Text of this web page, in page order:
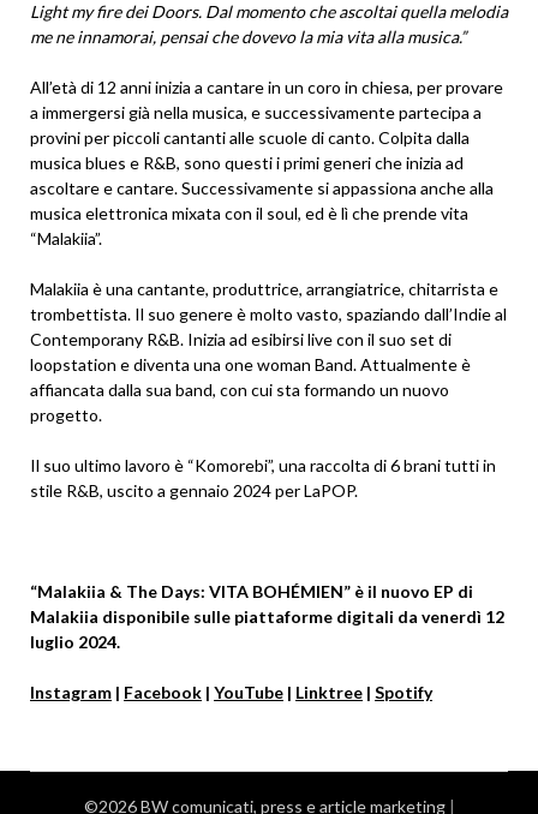
Light my fire dei Doors. Dal momento che ascoltai quella melodia
me ne innamorai, pensai che dovevo la mia vita alla musica.”
All’età di 12 anni inizia a cantare in un coro in chiesa, per provare
a immergersi già nella musica, e successivamente partecipa a
provini per piccoli cantanti alle scuole di canto. Colpita dalla
musica blues e R&B, sono questi i primi generi che inizia ad
ascoltare e cantare. Successivamente si appassiona anche alla
musica elettronica mixata con il soul, ed è lì che prende vita
“Malakiia”.
Malakiia è una cantante, produttrice, arrangiatrice, chitarrista e
trombettista. Il suo genere è molto vasto, spaziando dall’Indie al
Contemporany R&B. Inizia ad esibirsi live con il suo set di
loopstation e diventa una one woman Band. Attualmente è
affiancata dalla sua band, con cui sta formando un nuovo
progetto.
Il suo ultimo lavoro è “Komorebi”, una raccolta di 6 brani tutti in
stile R&B, uscito a gennaio 2024 per LaPOP.
“Malakiia & The Days: VITA BOHÉMIEN” è il nuovo EP di
Malakiia disponibile sulle piattaforme digitali da venerdì 12
luglio 2024.
Instagram | Facebook | YouTube | Linktree | Spotify
©2026 BW comunicati, press e article marketing |